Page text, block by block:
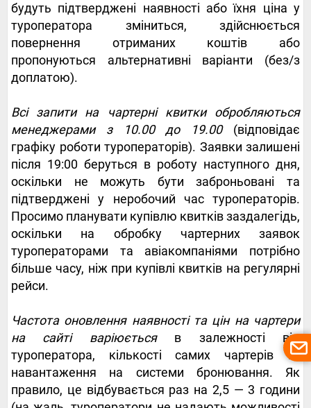
будуть підтверджені наявності або їхня ціна у
туроператора зміниться, здійснюється
повернення отриманих коштів або
пропонуються альтернативні варіанти (без/з
доплатою).
Всі запити на чартерні квитки обробляються
менеджерами з 10.00 до 19.00(відповідає
графіку роботи туроператорів). Заявки залишені
після 19:00 беруться в роботу наступного дня,
оскільки не можуть бути заброньовані та
підтверджені у неробочий час туроператорів.
Просимо планувати купівлю квитків заздалегідь,
оскільки на обробку чартерних заявок
туроператорами та авіакомпаніями потрібно
більше часу, ніж при купівлі квитків на регулярні
рейси.
Частота оновлення наявності та цін на чартери
на сайті варіюєтьсяв залежності від
туроператора, кількості самих чартерів та
навантаження на системи бронювання. Як
правило, це відбувається раз на 2,5 — 3 години